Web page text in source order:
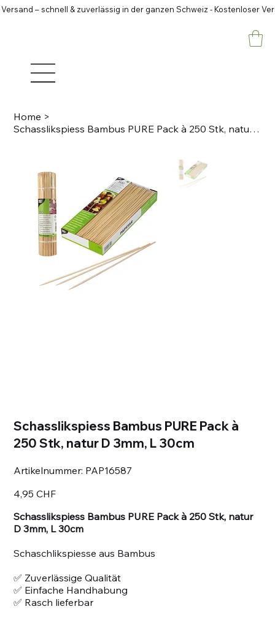
– schnell & zuverlässig in der ganzen Schweiz - Kostenloser
Home >
Schasslikspiess Bambus PURE Pack à 250 Stk, natur D 3mm, L 30cm
Schasslikspiess Bambus PURE Pack à
250 Stk, natur D 3mm, L 30cm
Artikelnummer: Artikelnummer:
PAP16587
PAP16587
4,95 CHF
Schasslikspiess Bambus PURE Pack à 250 Stk, natur
D 3mm, L 30cm
Schaschlikspiesse aus Bambus
✅ Zuverlässige Qualität
✅ Einfache Handhabung
✅ Rasch lieferbar